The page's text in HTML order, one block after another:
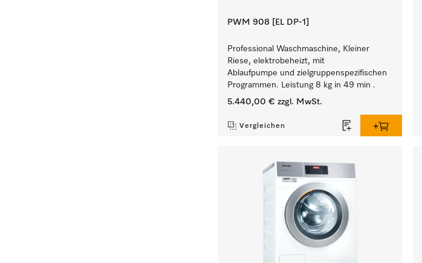
PWM 908 [EL DP-1]
Professional Waschmaschine, Kleiner
Riese, elektrobeheizt, mit
Ablaufpumpe und zielgruppenspezifischen
Programmen. Leistung 8 kg in 49 min .
5.440,00 € zzgl. MwSt.
Vergleichen